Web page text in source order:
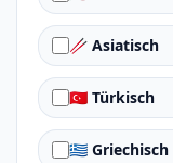
🥢 Asiatisch
🇹🇷 Türkisch
🇬🇷 Griechisch